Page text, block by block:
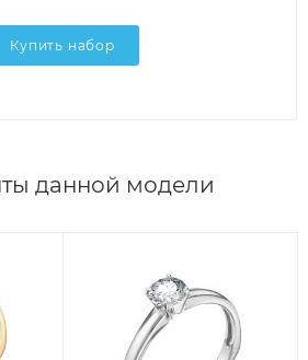
Купить набор
данной модели